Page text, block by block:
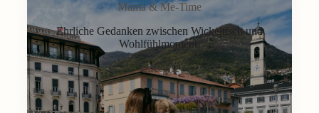
Mama & Me-Time
Ehrliche Gedanken zwischen Wickeltisch und
Wohlfühlmoment.
Lifestyle